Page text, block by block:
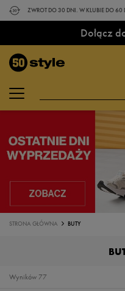
ZWROT DO 30 DNI. W KLUBIE DO 60
Dołącz
STRONA GŁÓWNA BUTY
77
Wyników